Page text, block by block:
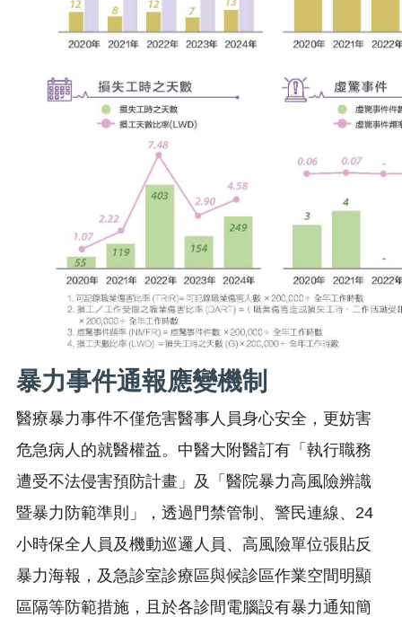
暴力事件通報應變機制
醫療暴力事件不僅危害醫事人員身心安全，更妨害
危急病人的就醫權益。中醫大附醫訂有「執行職務
遭受不法侵害預防計畫」及「醫院暴力高風險辨識
暨暴力防範準則」，透過門禁管制、警民連線、24
小時保全人員及機動巡邏人員、高風險單位張貼反
暴力海報，及急診室診療區與候診區作業空間明顯
區隔等防範措施，且於各診間電腦設有暴力通知簡